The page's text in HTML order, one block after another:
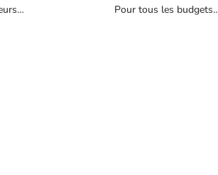
Pour tous les